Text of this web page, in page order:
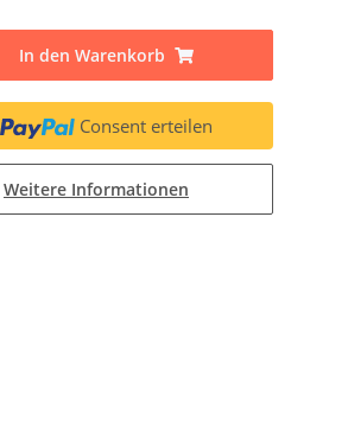
In den Warenkorb
Consent erteilen
Weitere Informationen